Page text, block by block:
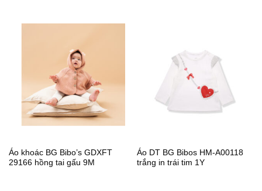
Áo khoác BG Bibo’s GDXFT
29166 hồng tai gấu 9M
Áo DT BG Bibos HM-A00118
trắng in trái tim 1Y